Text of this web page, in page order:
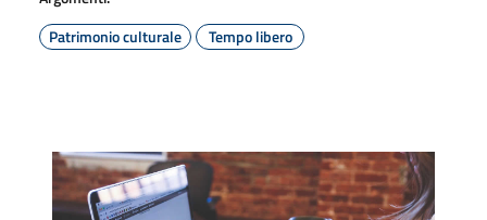
Patrimonio culturale
Tempo libero